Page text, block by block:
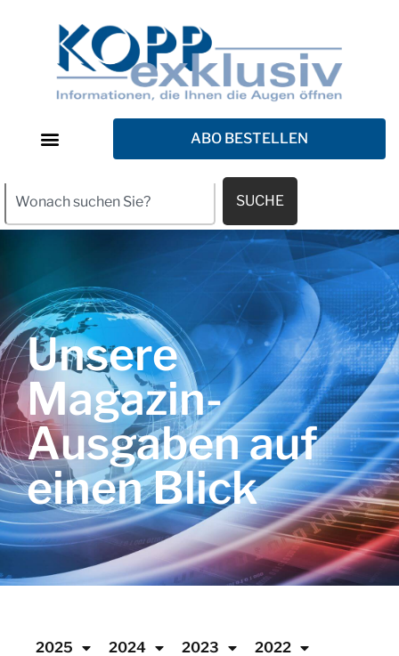
ABO BESTELLEN
SUCHE
Unsere
Magazin-
Ausgaben auf
einen Blick
2025 2024 2023 2022